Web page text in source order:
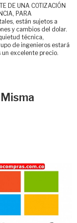
DE UNA COTIZACIÓN
PARA
están sujetos a
y cambios del dolar.
técnica,
de ingenieros estará
excelente precio.